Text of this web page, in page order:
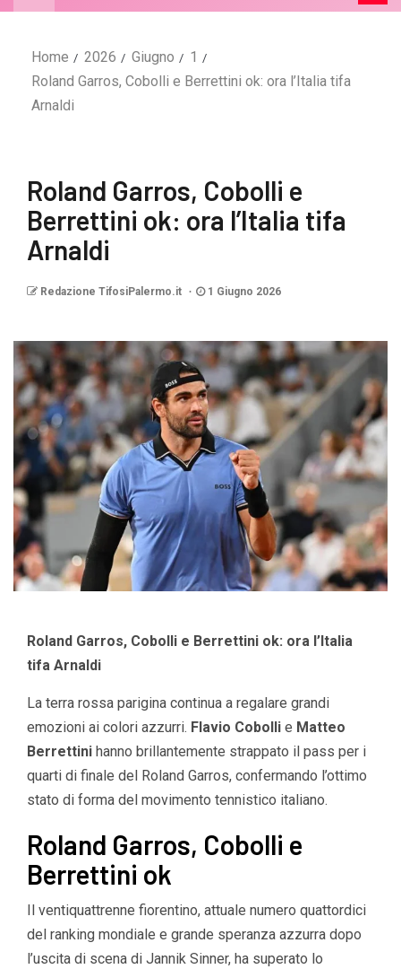
Home 2026 Giugno
1
Roland Garros, Cobolli e Berrettini ok: ora l’Italia tifa
Arnaldi
Roland Garros, Cobolli e
Berrettini ok: ora l’Italia tifa
Arnaldi
Redazione TifosiPalermo.it 1 Giugno 2026
Roland Garros, Cobolli e Berrettini ok: ora l’Italia
tifa Arnaldi
La terra rossa parigina continua a regalare grandi
emozioni ai colori azzurri. Flavio Cobolli e Matteo
Berrettini hanno brillantemente strappato il pass per i
quarti di finale del Roland Garros, confermando l’ottimo
stato di forma del movimento tennistico italiano.
Roland Garros, Cobolli e
Berrettini ok
Il ventiquattrenne fiorentino, attuale numero quattordici
del ranking mondiale e grande speranza azzurra dopo
l’uscita di scena di Jannik Sinner, ha superato lo